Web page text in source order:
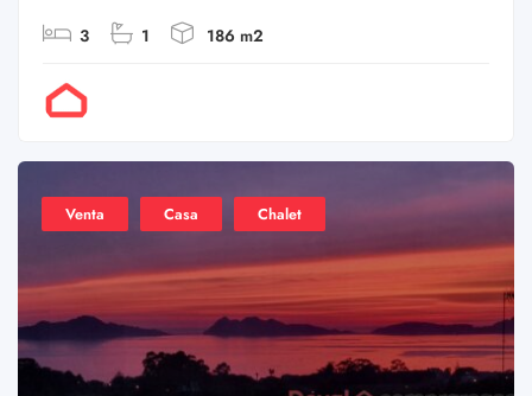
3 1 186 m2
Venta Casa Chalet